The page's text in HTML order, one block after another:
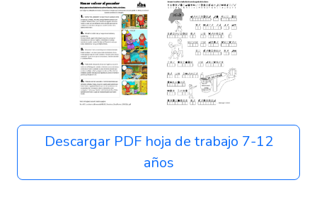
Descargar PDF hoja de trabajo 7-12
años